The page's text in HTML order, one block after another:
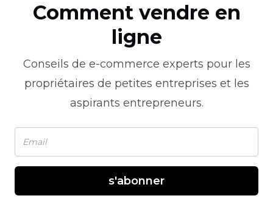
Comment vendre en
ligne
Conseils de e-commerce experts pour les
propriétaires de petites entreprises et les
aspirants entrepreneurs.
s'abonner